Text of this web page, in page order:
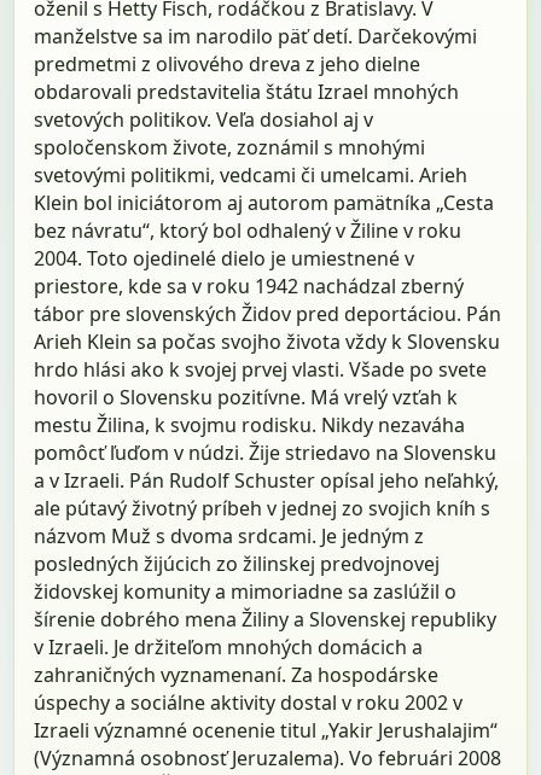
oženil s Hetty Fisch, rodáčkou z Bratislavy. V
manželstve sa im narodilo päť detí. Darčekovými
predmetmi z olivového dreva z jeho dielne
obdarovali predstavitelia štátu Izrael mnohých
svetových politikov. Veľa dosiahol aj v
spoločenskom živote, zoznámil s mnohými
svetovými politikmi, vedcami či umelcami. Arieh
Klein bol iniciátorom aj autorom pamätníka „Cesta
bez návratu“, ktorý bol odhalený v Žiline v roku
2004. Toto ojedinelé dielo je umiestnené v
priestore, kde sa v roku 1942 nachádzal zberný
tábor pre slovenských Židov pred deportáciou. Pán
Arieh Klein sa počas svojho života vždy k Slovensku
hrdo hlási ako k svojej prvej vlasti. Všade po svete
hovoril o Slovensku pozitívne. Má vrelý vzťah k
mestu Žilina, k svojmu rodisku. Nikdy nezaváha
pomôcť ľuďom v núdzi. Žije striedavo na Slovensku
a v Izraeli. Pán Rudolf Schuster opísal jeho neľahký,
ale pútavý životný príbeh v jednej zo svojich kníh s
názvom Muž s dvoma srdcami. Je jedným z
posledných žijúcich zo žilinskej predvojnovej
židovskej komunity a mimoriadne sa zaslúžil o
šírenie dobrého mena Žiliny a Slovenskej republiky
v Izraeli. Je držiteľom mnohých domácich a
zahraničných vyznamenaní. Za hospodárske
úspechy a sociálne aktivity dostal v roku 2002 v
Izraeli významné ocenenie titul „Yakir Jerushalajim“
(Významná osobnosť Jeruzalema). Vo februári 2008